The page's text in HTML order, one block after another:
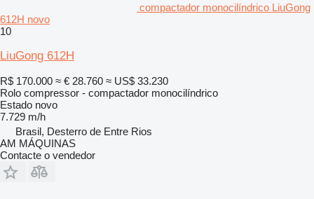
compactador monocilíndrico LiuGong
612H novo
10
LiuGong 612H
R$ 170.000 ≈ € 28.760 ≈ US$ 33.230
Rolo compressor - compactador monocilíndrico
Estado novo
7.729 m/h
Brasil, Desterro de Entre Rios
AM MÁQUINAS
Contacte o vendedor